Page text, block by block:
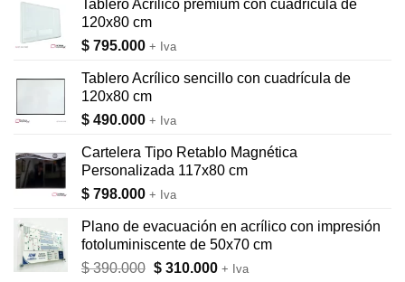
Tablero Acrílico premium con cuadrícula de
120x80 cm
$ 795.000 + Iva
Tablero Acrílico sencillo con cuadrícula de
120x80 cm
$ 490.000 + Iva
Cartelera Tipo Retablo Magnética
Personalizada 117x80 cm
$ 798.000 + Iva
Plano de evacuación en acrílico con impresión
fotoluminiscente de 50x70 cm
$390.000 El
$310.000El+ Iva